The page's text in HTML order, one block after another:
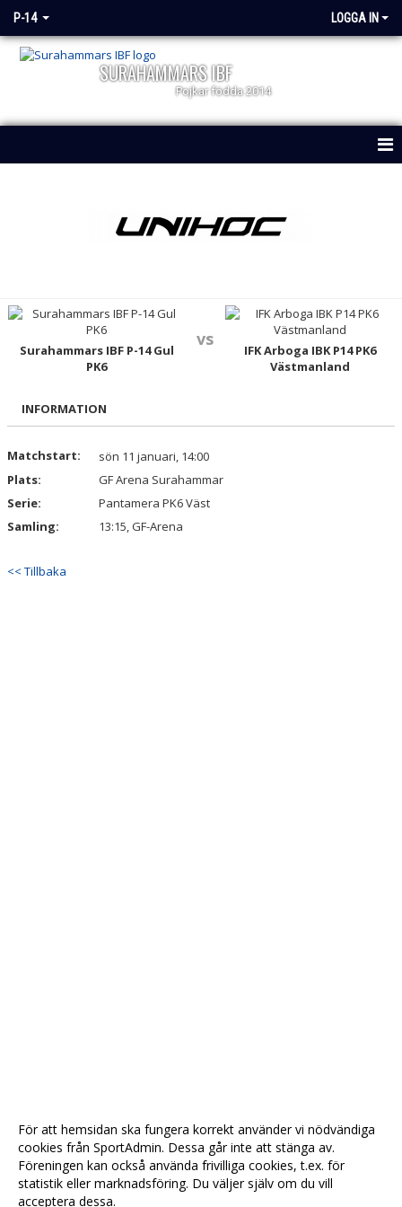
P-14 LOGGA IN
SURAHAMMARS IBF
Pojkar födda 2014
BILDGALLERI
KONTAKT
Surahammars IBF P-14 Gul
PK6
vs
IFK Arboga IBK P14 PK6
Västmanland
INFORMATION
Matchstart:
sön 11 januari, 14:00
Plats:
GF Arena Surahammar
Serie:
Pantamera PK6 Väst
Samling:
13:15, GF-Arena
<< Tillbaka
För att hemsidan ska fungera korrekt använder vi nödvändiga
cookies från SportAdmin. Dessa går inte att stänga av.
Föreningen kan också använda frivilliga cookies, t.ex. för
statistik eller marknadsföring. Du väljer själv om du vill
acceptera dessa.